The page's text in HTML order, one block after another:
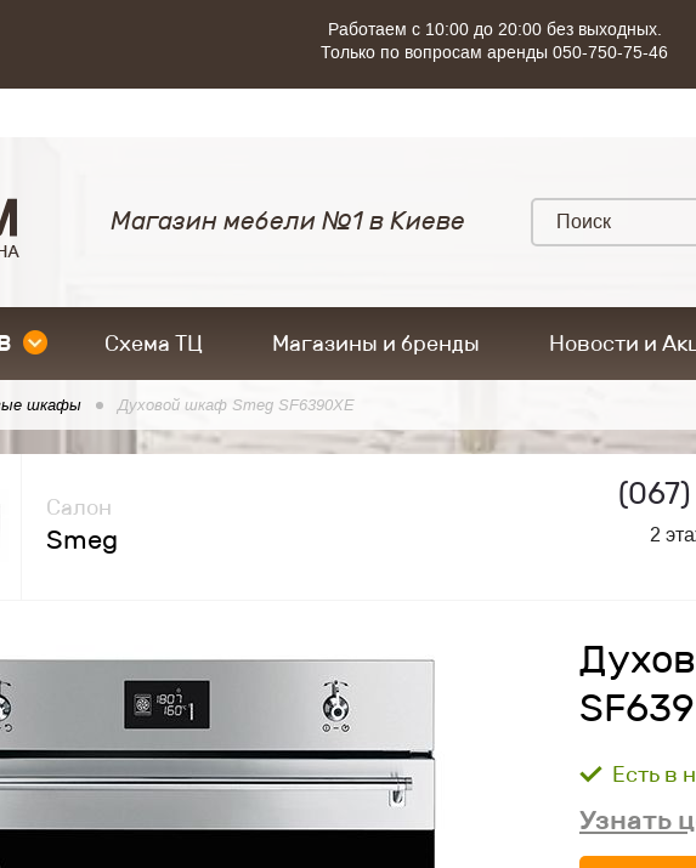
Работаем с 10:00 до 20:00 без выходных.
Только по вопросам аренды 050-750-75-46
Магазин мебели №1 в Киеве
Схема ТЦ Магазины и бренды Новости и
шкафы Духовой шкаф Smeg SF6390XE
Салон
Smeg
(067)
2
Есть в
Узнать